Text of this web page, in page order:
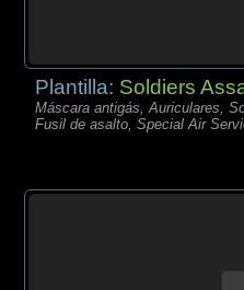
Plantilla: Soldiers
Máscara antigás, Auriculares,
Fusil de asalto, Special Air